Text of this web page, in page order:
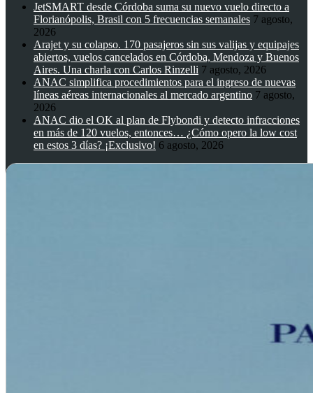
JetSMART desde Córdoba suma su nuevo vuelo directo a
Florianópolis, Brasil con 5 frecuencias semanales 7 agosto,
2026
Arajet y su colapso. 170 pasajeros sin sus valijas y equipajes
abiertos, vuelos cancelados en Córdoba, Mendoza y Buenos
Aires. Una charla con Carlos Rinzelli 7 agosto, 2026
ANAC simplifica procedimientos para el ingreso de nuevas
líneas aéreas internacionales al mercado argentino 7 agosto,
2026
ANAC dio el OK al plan de Flybondi y detecto infracciones
en más de 120 vuelos, entonces… ¿Cómo opero la low cost
en estos 3 días? ¡Exclusivo! 6 agosto, 2026